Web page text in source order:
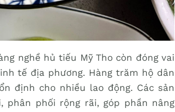
nghề hủ tiếu Mỹ Tho còn đóng vai
tế địa phương. Hàng trăm hộ dân
định cho nhiều lao động. Các sản
phân phối rộng rãi, góp phần nâng